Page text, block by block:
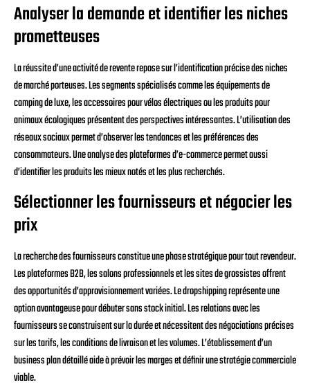
Analyser la demande et identifier les niches
prometteuses
La réussite d’une activité de revente repose sur l’identification précise des niches
de marché porteuses. Les segments spécialisés comme les équipements de
camping de luxe, les accessoires pour vélos électriques ou les produits pour
animaux écologiques présentent des perspectives intéressantes. L’utilisation des
réseaux sociaux permet d’observer les tendances et les préférences des
consommateurs. Une analyse des plateformes d’e-commerce permet aussi
d’identifier les produits les mieux notés et les plus recherchés.
Sélectionner les fournisseurs et négocier les
prix
La recherche des fournisseurs constitue une phase stratégique pour tout revendeur.
Les plateformes B2B, les salons professionnels et les sites de grossistes offrent
des opportunités d’approvisionnement variées. Le dropshipping représente une
option avantageuse pour débuter sans stock initial. Les relations avec les
fournisseurs se construisent sur la durée et nécessitent des négociations précises
sur les tarifs, les conditions de livraison et les volumes. L’établissement d’un
business plan détaillé aide à prévoir les marges et définir une stratégie commerciale
viable.